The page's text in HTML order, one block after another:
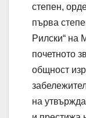
степен,
първа
Рилски“ на
почетното
общност
на